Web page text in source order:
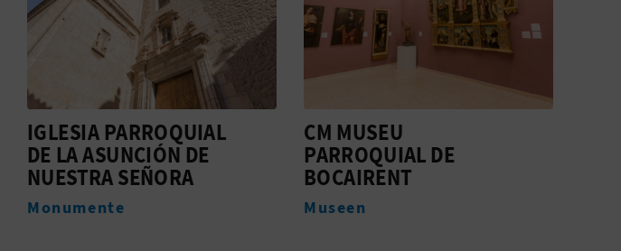
CM MUSEU
PARROQUIAL DE
BOCAIRENT
Museen
BOCAIRENT
Webcams